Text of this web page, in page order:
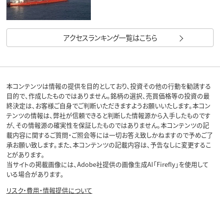
アクセスランキング一覧はこちら
本コンテンツは情報の提供を目的としており、投資その他の行動を勧誘する
目的で、作成したものではありません。銘柄の選択、売買価格等の投資の最
終決定は、お客様ご自身でご判断いただきますようお願いいたします。本コン
テンツの情報は、弊社が信頼できると判断した情報源から入手したものです
が、その情報源の確実性を保証したものではありません。本コンテンツの記
載内容に関するご質問・ご照会等には一切お答え致しかねますので予めご了
承お願い致します。また、本コンテンツの記載内容は、予告なしに変更するこ
とがあります。
当サイトの掲載画像には、Adobe社提供の画像生成AI「Firefly」を使用して
いる場合があります。
リスク・費用・情報提供について